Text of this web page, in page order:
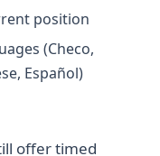
position
(Checo,
Español)
offer timed